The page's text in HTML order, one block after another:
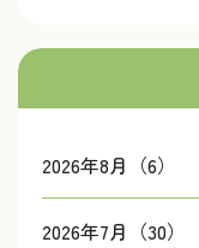
2026年8月（6）
2026年7月（30）